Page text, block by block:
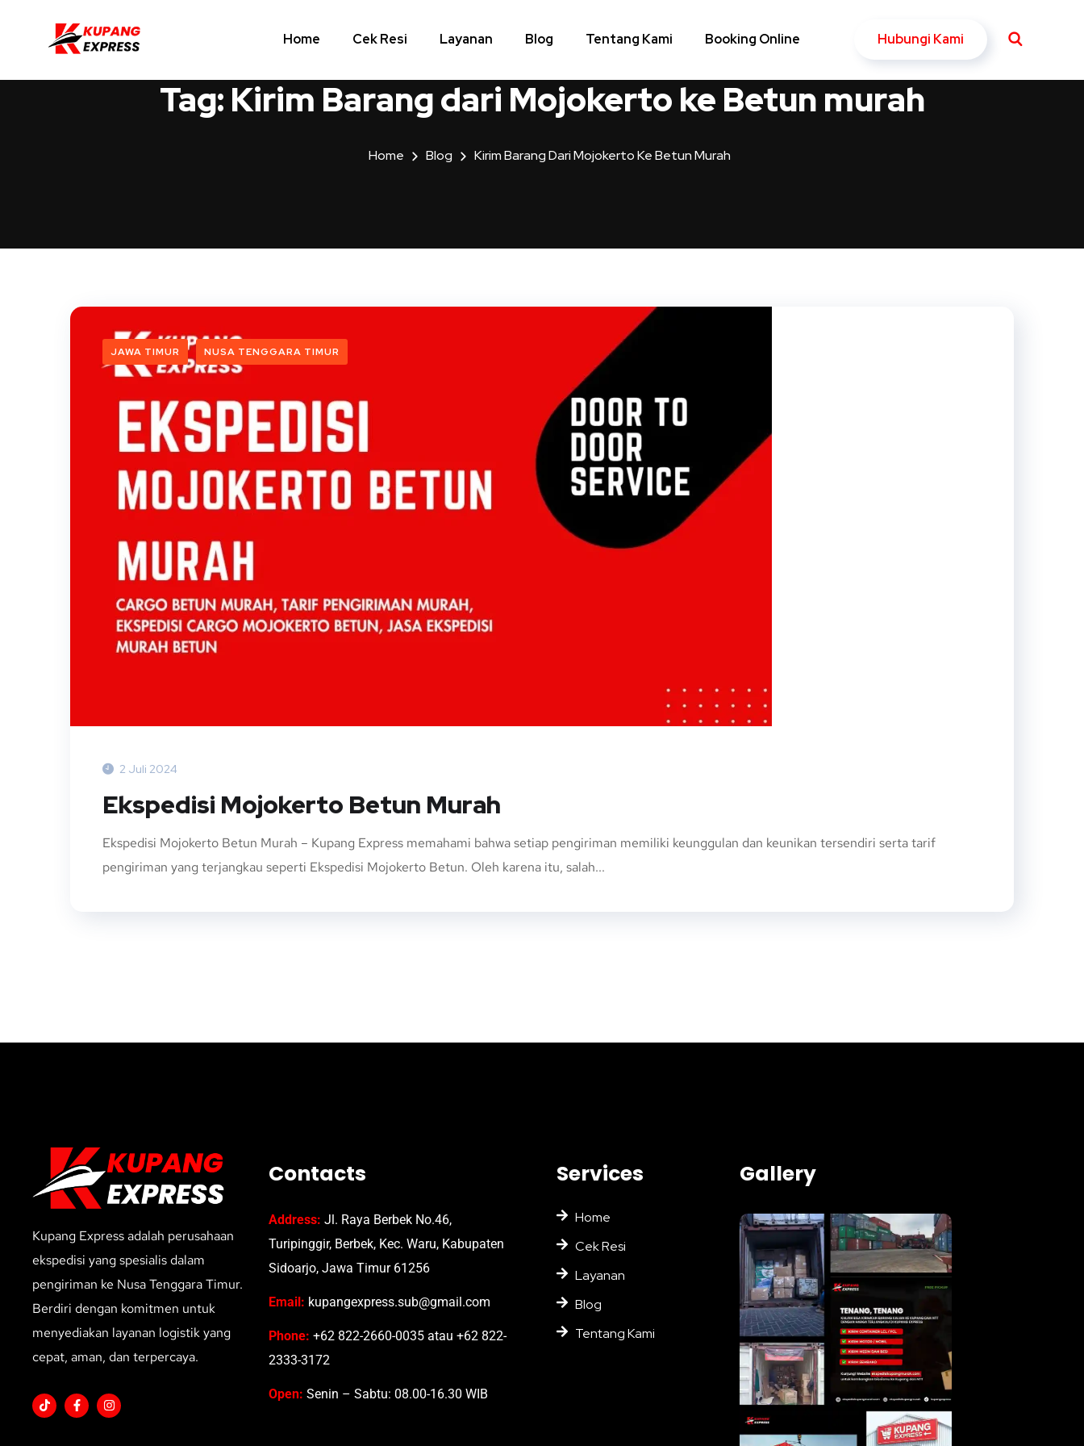
Home Cek Resi Layanan Blog Tentang Kami Booking Online Hubungi Kami
Tag: Kirim Barang dari Mojokerto ke Betun murah
Home Blog Kirim Barang Dari Mojokerto Ke Betun Murah
JAWA TIMUR NUSA TENGGARA TIMUR
2 Juli 2024
Ekspedisi Mojokerto Betun Murah
Ekspedisi Mojokerto Betun Murah – Kupang Express memahami bahwa setiap pengiriman memiliki keunggulan dan keunikan tersendiri serta tarif
pengiriman yang terjangkau seperti Ekspedisi Mojokerto Betun. Oleh karena itu, salah...
Kupang Express adalah perusahaan
ekspedisi yang spesialis dalam
pengiriman ke Nusa Tenggara Timur.
Berdiri dengan komitmen untuk
menyediakan layanan logistik yang
cepat, aman, dan terpercaya.
Contacts
Address: Jl. Raya Berbek No.46,
Turipinggir, Berbek, Kec. Waru, Kabupaten
Sidoarjo, Jawa Timur 61256
Email: kupangexpress.sub@gmail.com
Phone: +62 822-2660-0035 atau +62 822-
2333-3172
Open: Senin – Sabtu: 08.00-16.30 WIB
Services
Home
Cek Resi
Layanan
Blog
Tentang Kami
Gallery